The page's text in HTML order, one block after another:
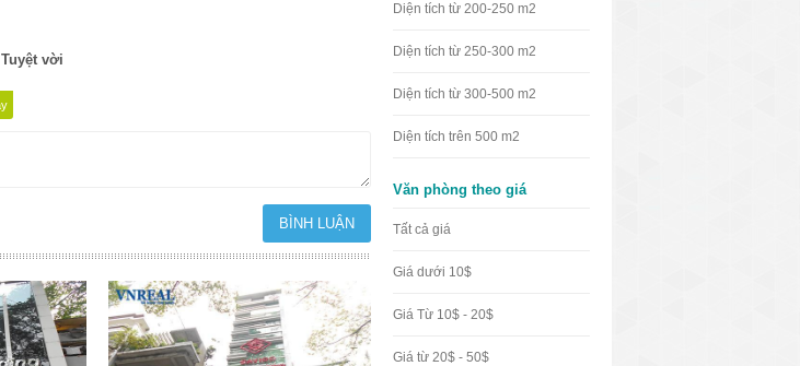
Tuyệt vời
Diện tích từ 200-250 m2
Diện tích từ 250-300 m2
Diện tích từ 300-500 m2
Diện tích trên 500 m2
Văn phòng theo giá
Tất cả giá
Giá dưới 10$
Giá Từ 10$ - 20$
Giá từ 20$ - 50$